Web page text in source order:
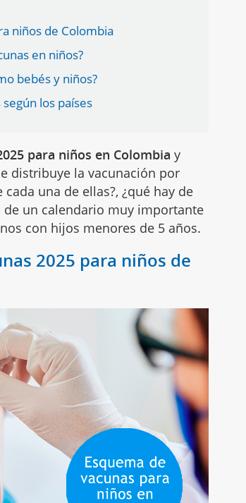
niños de Colombia
en niños?
bebés y niños?
los países
para niños en Colombia y
distribuye la vacunación por
una de ellas?, ¿qué hay de
de un calendario muy importante
con hijos menores de 5 años.
2025 para niños de